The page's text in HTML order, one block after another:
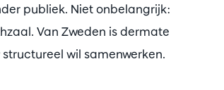
publiek. Niet onbelangrijk:
Van Zweden is dermate
wil samenwerken.